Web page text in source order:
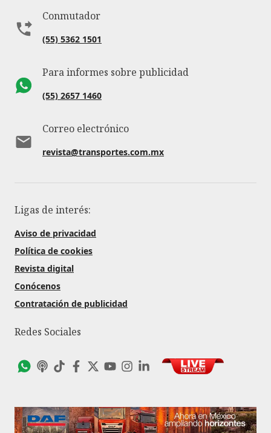
Conmutador
(55) 5362 1501
Para informes sobre publicidad
(55) 2657 1460
Correo electrónico
revista@transportes.com.mx
Ligas de interés:
Aviso de privacidad
Política de cookies
Revista digital
Conócenos
Contratación de publicidad
Redes Sociales